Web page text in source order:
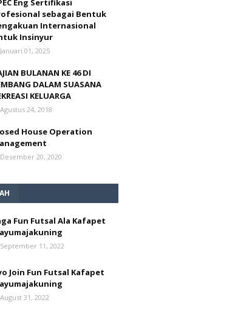
Eng Sertifikasi
sebagai Bentuk
Internasional
Insinyur
Januari 01, 2025
BULANAN KE 46 DI
DALAM SUASANA
KELUARGA
Agustus 24, 2018
House Operation
Desember 20, 2020
Fun Futsal Ala Kafapet
September 11, 2022
Join Fun Futsal Kafapet
August 31, 2022